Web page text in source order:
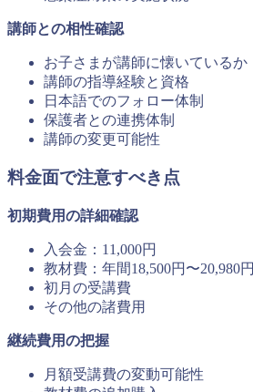
講師との相性確認
お子さまが講師に懐いているか
講師の指導経験と資格
日本語でのフォロー体制
保護者との連携体制
講師の変更可能性
料金面で注意すべき点
初期費用の詳細確認
入会金：11,000円
教材費：年間18,500円〜20,980円
初月の受講費
その他の諸費用
継続費用の把握
月額受講費の変動可能性